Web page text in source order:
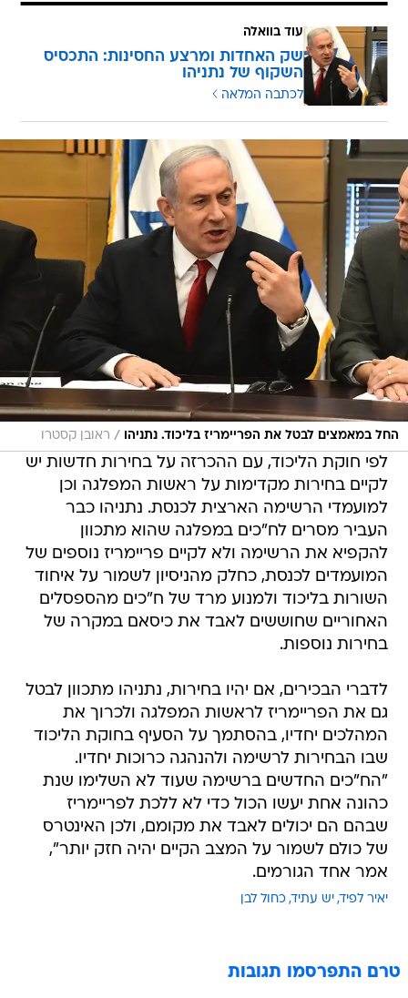
עוד בוואלה
שק האחדות ומרצע החסינות: התכסיס
השקוף של נתניהו
לכתבה המלאה
החל במאמצים לבטל את הפריימריז בליכוד. נתניהו / ראובן קסטרו
לפי חוקת הליכוד, עם ההכרזה על בחירות חדשות יש
לקיים בחירות מקדימות על ראשות המפלגה וכן
למועמדי הרשימה הארצית לכנסת. נתניהו כבר
העביר מסרים לח"כים במפלגה שהוא מתכוון
להקפיא את הרשימה ולא לקיים פריימריז נוספים של
המועמדים לכנסת, כחלק מהניסיון לשמור על איחוד
השורות בליכוד ולמנוע מרד של ח"כים מהספסלים
האחוריים שחוששים לאבד את כיסאם במקרה של
בחירות נוספות.
לדברי הבכירים, אם יהיו בחירות, נתניהו מתכוון לבטל
גם את הפריימריז לראשות המפלגה ולכרוך את
המהלכים יחדיו, בהסתמך על הסעיף בחוקת הליכוד
שבו הבחירות לרשימה ולהנהגה כרוכות יחדיו.
"הח"כים החדשים ברשימה שעוד לא השלימו שנת
כהונה אחת יעשו הכול כדי לא ללכת לפריימריז
שבהם הם יכולים לאבד את מקומם, ולכן האינטרס
של כולם לשמור על המצב הקיים יהיה חזק יותר",
אמר אחד הגורמים.
יאיר לפיד יש עתיד כחול לבן
טרם התפרסמו תגובות